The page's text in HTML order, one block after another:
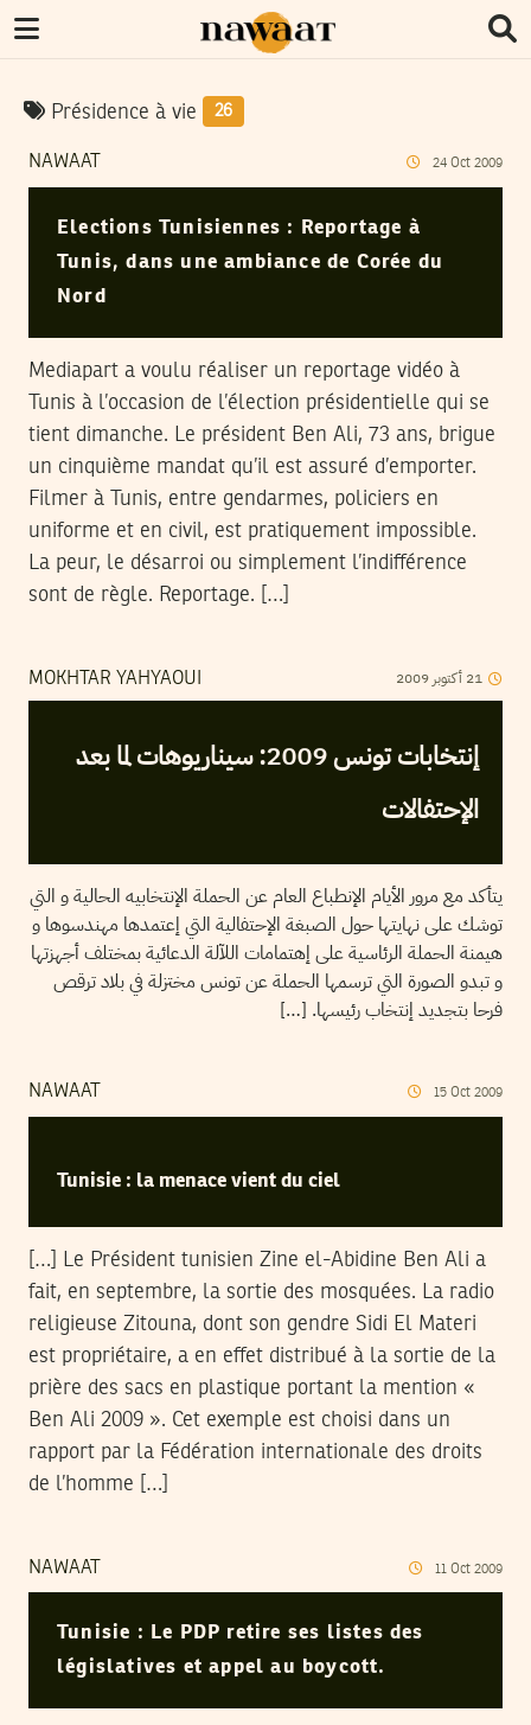
Présidence à vie 26
NAWAAT 24 Oct 2009
Elections Tunisiennes : Reportage à
Tunis, dans une ambiance de Corée du
Nord
Mediapart a voulu réaliser un reportage vidéo à
Tunis à l’occasion de l’élection présidentielle qui se
tient dimanche. Le président Ben Ali, 73 ans, brigue
un cinquième mandat qu’il est assuré d’emporter.
Filmer à Tunis, entre gendarmes, policiers en
uniforme et en civil, est pratiquement impossible.
La peur, le désarroi ou simplement l’indifférence
sont de règle. Reportage. […]
MOKHTAR YAHYAOUI 21 أكتوبر 2009
إنتخابات تونس 2009: سيناريوهات لما بعد
الإحتفالات
يتأكد مع مرور الأيام الإنطباع العام عن الحملة الإنتخابيه الحالية و التي
توشك على نهايتها حول الصبغة الإحتفالية التي إعتمدها مهندسوها و
هيمنة الحملة الرئاسية على إهتمامات اللآلة الدعائية بمختلف أجهزتها
و تبدو الصورة التي ترسمها الحملة عن تونس مختزلة في بلاد ترقص
فرحا بتجديد إنتخاب رئيسها. […]
NAWAAT 15 Oct 2009
Tunisie : la menace vient du ciel
[…] Le Président tunisien Zine el-Abidine Ben Ali a
fait, en septembre, la sortie des mosquées. La radio
religieuse Zitouna, dont son gendre Sidi El Materi
est propriétaire, a en effet distribué à la sortie de la
prière des sacs en plastique portant la mention «
Ben Ali 2009 ». Cet exemple est choisi dans un
rapport par la Fédération internationale des droits
de l’homme […]
NAWAAT 11 Oct 2009
Tunisie : Le PDP retire ses listes des
législatives et appel au boycott.